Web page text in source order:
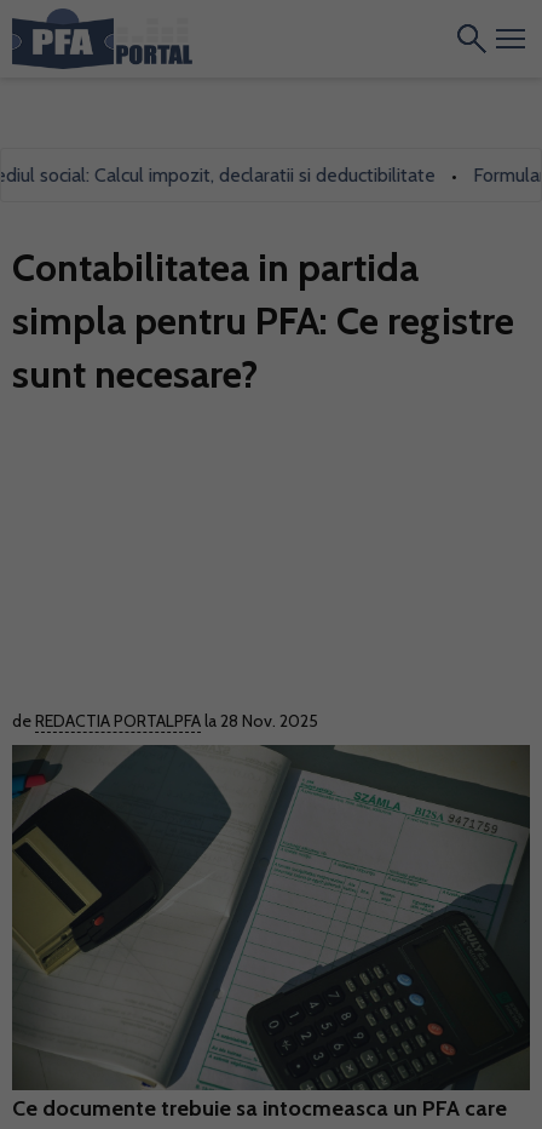
Calcul impozit, declaratii si deductibilitate •
Contabilitatea in partida
simpla pentru PFA: Ce registre
sunt necesare?
de REDACTIA PORTALPFA la 28 Nov. 2025
Ce documente trebuie sa intocmeasca un PFA care